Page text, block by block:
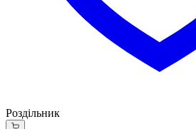
Роздільник